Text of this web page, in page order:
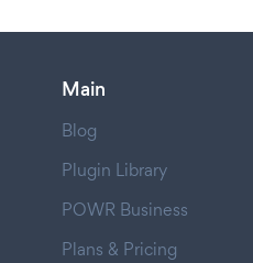
Main
Blog
Plugin Library
POWR Business
Plans & Pricing